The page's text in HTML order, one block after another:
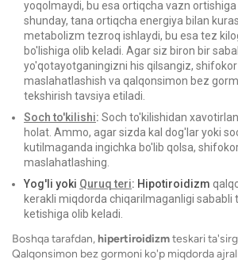
yoqolmaydi, bu esa ortiqcha vazn ortishiga
shunday, tana ortiqcha energiya bilan
metabolizm tezroq ishlaydi, bu esa tez
bo'lishiga olib keladi. Agar siz biron bir
yo'qotayotganingizni his qilsangiz,
maslahatlashish va qalqonsimon bez
tekshirish tavsiya etiladi.
Soch to'kilishi: Soch to'kilishidan
holat. Ammo, agar sizda kal dog'lar yoki
kutilmaganda ingichka bo'lib qolsa,
maslahatlashing.
Yog'li yoki Quruq teri: Hipotiroidizm
kerakli miqdorda chiqarilmaganligi sababli
ketishiga olib keladi.
Boshqa tarafdan,hipertiroidizmteskari
Qalqonsimon bez gormoni ko'p miqdorda